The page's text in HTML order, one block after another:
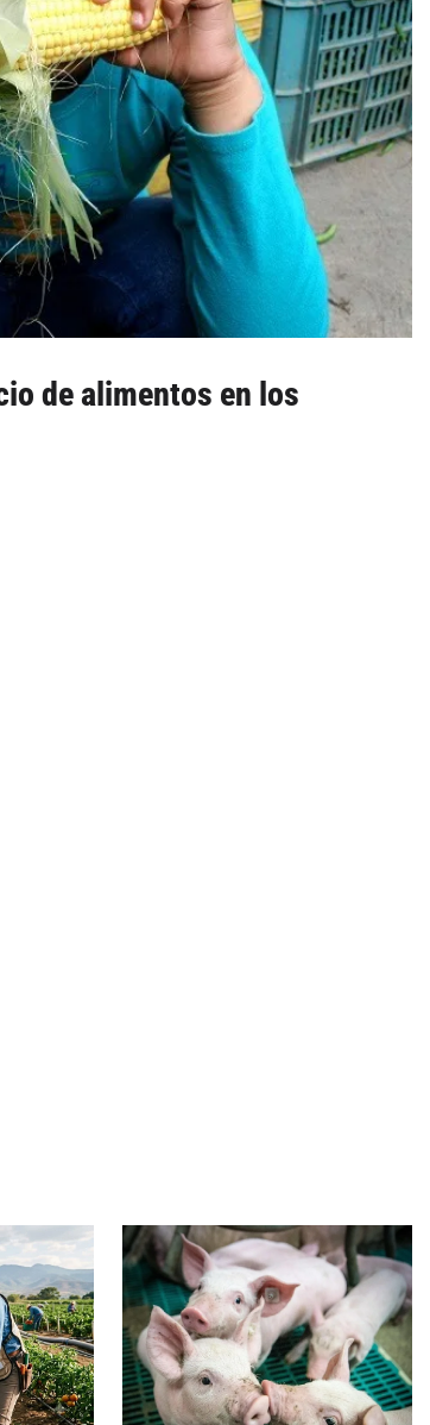
de alimentos en los